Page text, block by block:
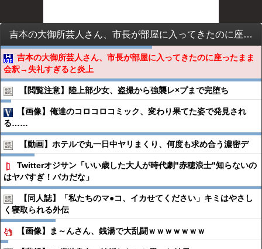
吉本の大御所芸人さん、市長が部屋に入ってきたのに座ったまま会釈→失礼すぎると炎上
吉本の大御所芸人さん、市長が部屋に入ってきたのに座ったまま
会釈→失礼すぎると炎上
【閲覧注意】陸上部少女、盗撮から強襲レ×プまで完堕ち
【画像】俺達のコロコロコミック、変わり果てた姿で発見され
る……
【動画】ホテルで丸一日中ヤリまくり、何度も求め合う濃密デ
Twitterオジサン「いい歳した大人が時代劇"赤穂浪士"知らないの
はヤバすぎ！バカだな」
【同人誌】「私たちのマ●︎コ、イカせてください」キミはやさし
く寝取られる外伝
【画像】ま～んさん、銭湯で大乱闘ｗｗｗｗｗｗｗ